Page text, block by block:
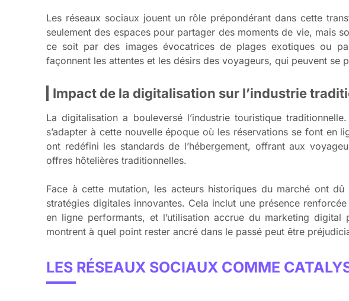
Les réseaux sociaux jouent un rôle prépondérant dans cette
seulement des espaces pour partager des moments de vie, mais
ce soit par des images évocatrices de plages exotiques ou
façonnent les attentes et les désirs des voyageurs, qui peuvent
Impact de la digitalisation sur l’industrie
La digitalisation a bouleversé l’industrie touristique
s’adapter à cette nouvelle époque où les réservations se font en
ont redéfini les standards de l’hébergement, offrant aux
offres hôtelières traditionnelles.
Face à cette mutation, les acteurs historiques du marché ont
stratégies digitales innovantes. Cela inclut une présence
en ligne performants, et l’utilisation accrue du marketing
montrent à quel point rester ancré dans le passé peut être
LES RÉSEAUX SOCIAUX COMME